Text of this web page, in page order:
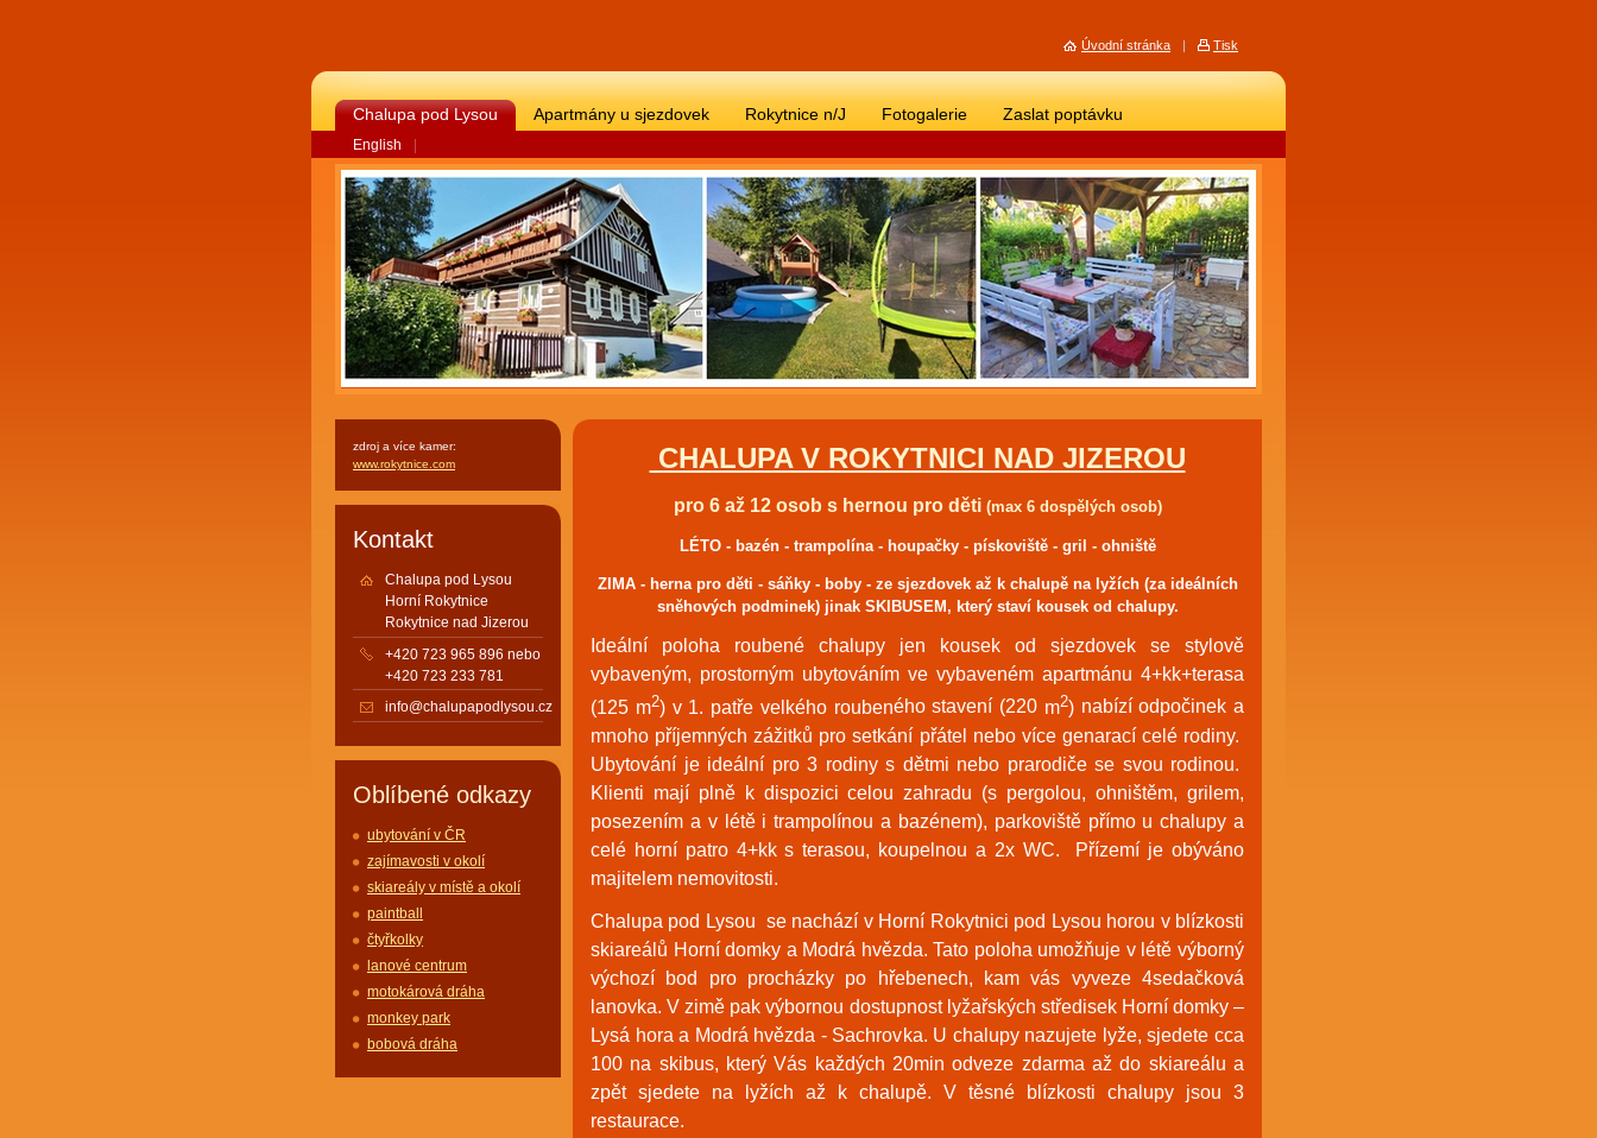
Chalupa pod Lysou Apartmány u sjezdovek Rokytnice n/J Fotogalerie Zaslat poptávku
English
CHALUPA V ROKYTNICI NAD JIZEROU
pro 6 až 12 osob s hernou pro děti (max 6 dospělých osob)
LÉTO - bazén - trampolína - houpačky - pískoviště - gril - ohniště
ZIMA - herna pro děti - sáňky - boby - ze sjezdovek až k chalupě na lyžích (za ideálních
sněhových podminek) jinak SKIBUSEM, který staví kousek od chalupy.
Ideální poloha roubené chalupy jen kousek od sjezdovek se stylově
vybaveným, prostorným ubytováním ve vybaveném apartmánu 4+kk+terasa
(125 m2) v 1. patře velkého roubeného stavení (220 m2) nabízí odpočinek a
mnoho příjemných zážitků pro setkání přátel nebo více genarací celé rodiny.
Ubytování je ideální pro 3 rodiny s dětmi nebo prarodiče se svou rodinou.
Klienti mají plně k dispozici celou zahradu (s pergolou, ohništěm, grilem,
posezením a v létě i trampolínou a bazénem), parkoviště přímo u chalupy a
celé horní patro 4+kk s terasou, koupelnou a 2x WC. Přízemí je obýváno
majitelem nemovitosti.
Chalupa pod Lysou se nachází v Horní Rokytnici pod Lysou horou v blízkosti
skiareálů Horní domky a Modrá hvězda. Tato poloha umožňuje v létě výborný
výchozí bod pro procházky po hřebenech, kam vás vyveze 4sedačková
lanovka. V zimě pak výbornou dostupnost lyžařských středisek Horní domky –
Lysá hora a Modrá hvězda - Sachrovka. U chalupy nazujete lyže, sjedete cca
100 na skibus, který Vás každých 20min odveze zdarma až do skiareálu a
zpět sjedete na lyžích až k chalupě. V těsné blízkosti chalupy jsou 3
restaurace.
zdroj a více kamer:
www.rokytnice.com
Kontakt
Chalupa pod Lysou
Horní Rokytnice
Rokytnice nad Jizerou
+420 723 965 896 nebo
+420 723 233 781
info@chalupapodlysou.cz
Oblíbené odkazy
ubytování v ČR
zajímavosti v okolí
skiareály v místě a okolí
paintball
čtyřkolky
lanové centrum
motokárová dráha
monkey park
bobová dráha
Úvodní stránka | Tisk